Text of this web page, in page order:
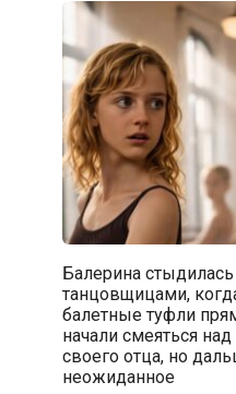
Балерина
танцовщицами,
балетные туфли
начали смеяться
своего отца, но
неожиданное